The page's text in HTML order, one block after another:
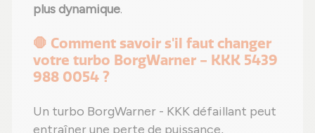
plus dynamique.
🛑 Comment savoir s'il faut changer
votre turbo BorgWarner - KKK 5439
988 0054 ?
Un turbo BorgWarner - KKK défaillant peut
entraîner une perte de puissance,